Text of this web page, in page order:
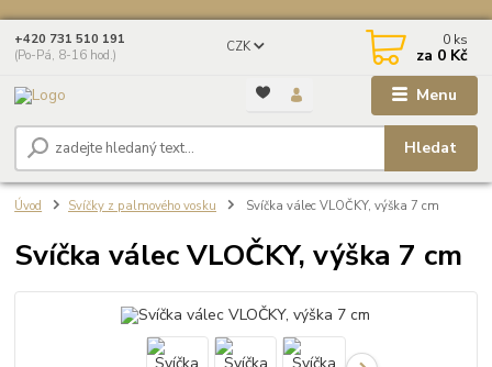
Menu
CZK
Hledat
+420 731 510 191
(Po-Pá, 8-16 hod.)
0 ks
za 0 Kč
Úvod Svíčky z palmového vosku Svíčka válec VLOČKY, výška 7 cm
Svíčka válec VLOČKY, výška 7 cm